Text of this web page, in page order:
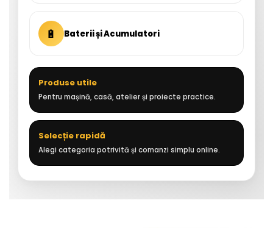
🔋 Baterii și Acumulatori
Produse utile
Pentru mașină, casă, atelier și proiecte practice.
Selecție rapidă
Alegi categoria potrivită și comanzi simplu online.